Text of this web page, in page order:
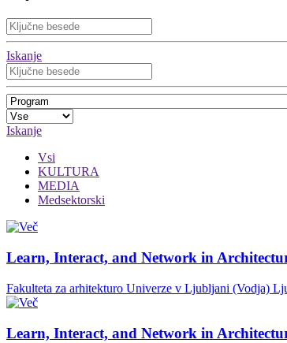
Iskanje
Iskanje
Vsi
KULTURA
MEDIA
Medsektorski
Learn, Interact, and Network in
Fakulteta za arhitekturo Univerze v Ljubljani (Vodja)
Learn, Interact, and Network in